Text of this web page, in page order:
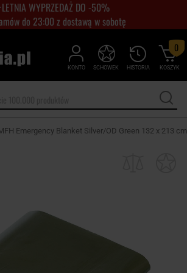
LETNIA WYPRZEDAŻ DO -50%
do 23:00 z dostawą w sobotę
KONTO HISTORIA
SCHOWEK KOSZYK
0
Emergency Blanket Silver/OD Green 132 x 213 cm